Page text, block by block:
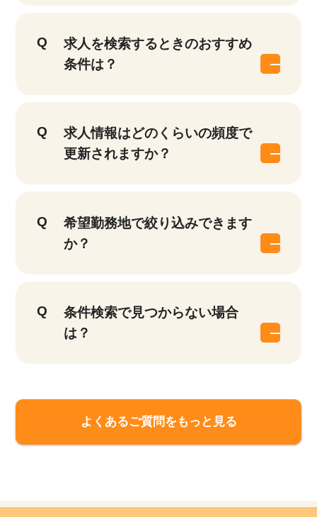
求人を検索するときのおすすめ
条件は？
求人情報はどのくらいの頻度で
更新されますか？
希望勤務地で絞り込みできます
か？
条件検索で見つからない場合
は？
よくあるご質問をもっと見る